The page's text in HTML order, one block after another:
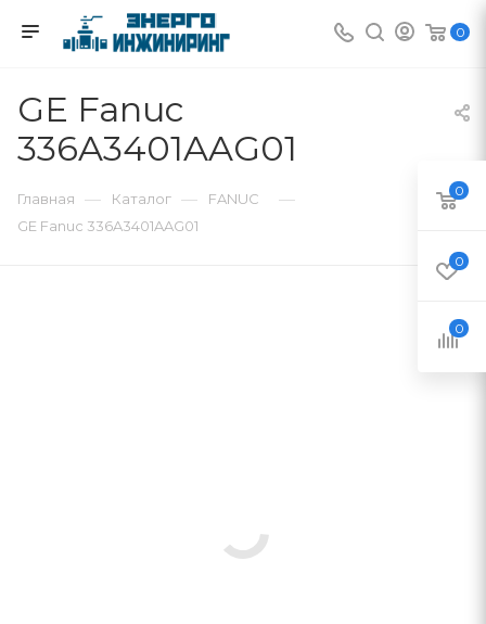
0
GE Fanuc
336A3401AAG01
Главная — Каталог — FANUC —
GE Fanuc 336A3401AAG01
0
0
0